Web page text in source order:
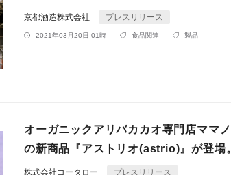
京都酒造株式会社 プレスリリース
2021年03月20日 01時 食品関連 製品
オーガニックアリバカカオ専門店ママ
の新商品『アストリオ(astrio)』が登場。
株式会社コータロー プレスリリース